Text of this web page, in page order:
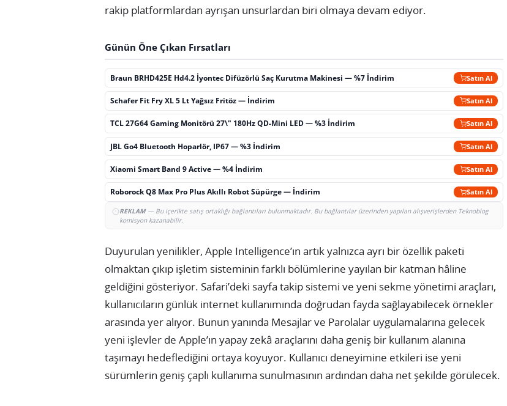
rakip platformlardan ayrışan unsurlardan biri olmaya devam ediyor.
Günün Öne Çıkan Fırsatları
Braun BRHD425E Hd4.2 İyontec Difüzörlü Saç Kurutma Makinesi — %7 İndirim Satın Al
Schafer Fit Fry XL 5 Lt Yağsız Fritöz — İndirim Satın Al
TCL 27G64 Gaming Monitörü 27\" 180Hz QD-Mini LED — %3 İndirim Satın Al
JBL Go4 Bluetooth Hoparlör, IP67 — %3 İndirim Satın Al
Xiaomi Smart Band 9 Active — %4 İndirim Satın Al
Roborock Q8 Max Pro Plus Akıllı Robot Süpürge — İndirim Satın Al
REKLAM— Bu içerikte satış ortaklığı bağlantıları bulunmaktadır. Bu bağlantılar üzerinden yapılan alışverişlerden Teknoblog
komisyon kazanabilir.
Duyurulan yenilikler, Apple Intelligence’ın artık yalnızca ayrı bir özellik paketi
olmaktan çıkıp işletim sisteminin farklı bölümlerine yayılan bir katman hâline
geldiğini gösteriyor. Safari’deki sayfa takip sistemi ve yeni sekme yönetimi araçları,
kullanıcıların günlük internet kullanımında doğrudan fayda sağlayabilecek örnekler
arasında yer alıyor. Bunun yanında Mesajlar ve Parolalar uygulamalarına gelecek
yeni işlevler de Apple’ın yapay zekâ araçlarını daha geniş bir kullanım alanına
taşımayı hedeflediğini ortaya koyuyor. Kullanıcı deneyimine etkileri ise yeni
sürümlerin geniş çaplı kullanıma sunulmasının ardından daha net şekilde görülecek.